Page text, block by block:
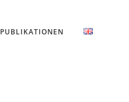
PUBLIKATIONEN